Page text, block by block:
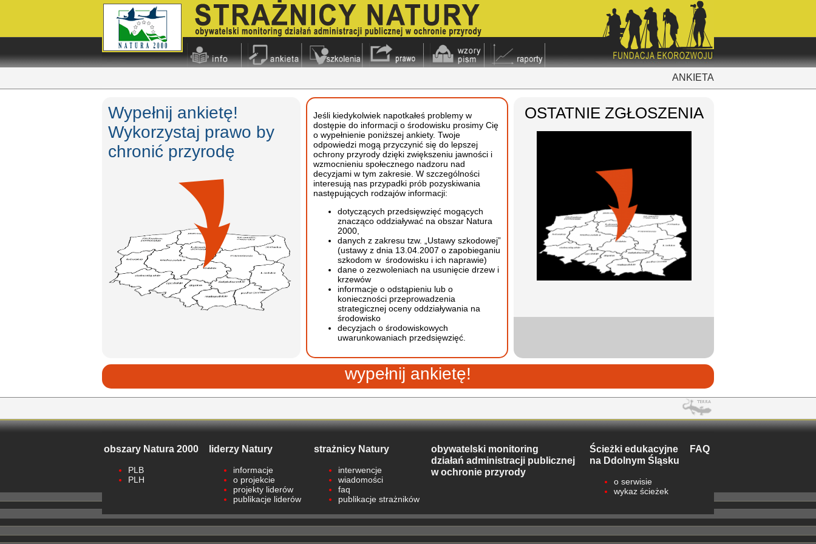
Wypełnij ankietę!
Wykorzystaj prawo by
chronić przyrodę
Jeśli kiedykolwiek napotkałeś problemy w
dostępie do informacji o środowisku prosimy Cię
o wypełnienie poniższej ankiety. Twoje
odpowiedzi mogą przyczynić się do lepszej
ochrony przyrody dzięki zwiększeniu jawności i
wzmocnieniu społecznego nadzoru nad
decyzjami w tym zakresie. W szczególności
interesują nas przypadki prób pozyskiwania
następujących rodzajów informacji:
dotyczących przedsięwzięć mogących
znacząco oddziaływać na obszar Natura
2000,
danych z zakresu tzw. „Ustawy szkodowej”
(ustawy z dnia 13.04.2007 o zapobieganiu
szkodom w środowisku i ich naprawie)
dane o zezwoleniach na usunięcie drzew i
krzewów
informacje o odstąpieniu lub o
konieczności przeprowadzenia
strategicznej oceny oddziaływania na
środowisko
decyzjach o środowiskowych
uwarunkowaniach przedsięwzięć.
OSTATNIE ZGŁOSZENIA
wypełnij ankietę!
ANKIETA
obszary Natura 2000
PLB
PLH
liderzy Natury
informacje
o projekcie
projekty liderów
publikacje liderów
strażnicy Natury
interwencje
wiadomości
faq
publikacje strażników
obywatelski monitoring
działań administracji publicznej
w ochronie przyrody
Ścieżki edukacyjne
na Ddolnym Śląsku
o serwisie
wykaz ścieżek
FAQ